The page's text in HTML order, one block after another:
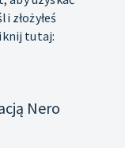
złożyłeś
tutaj:
Nero